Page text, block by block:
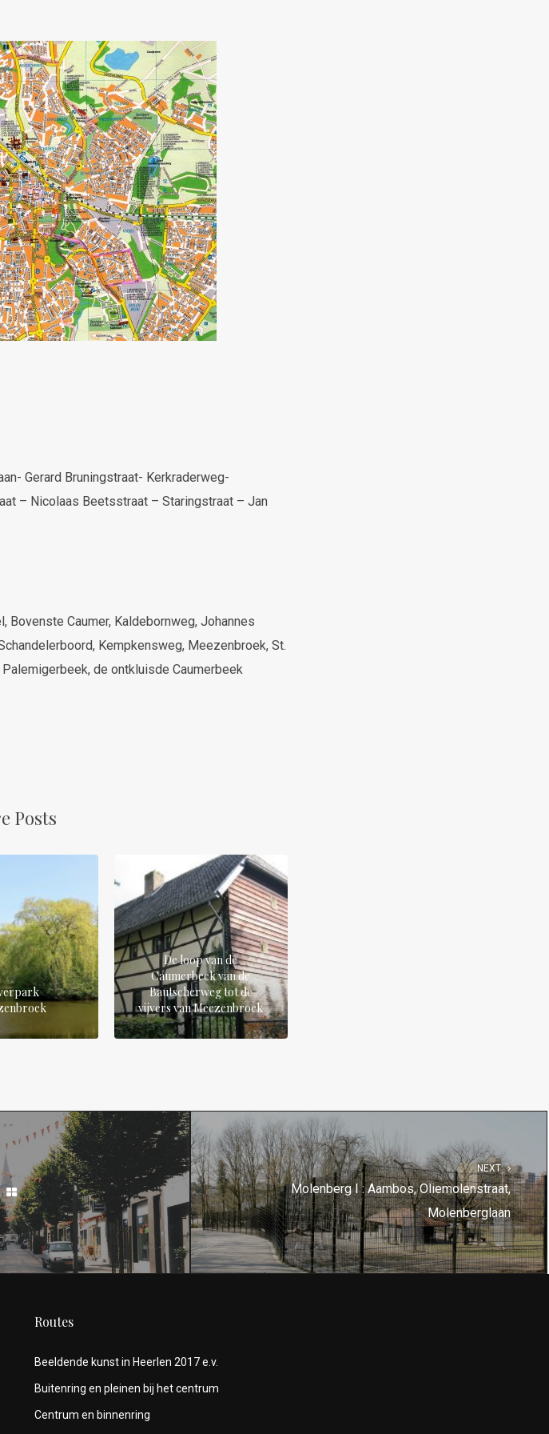
Gerard Bruningstraat- Kerkraderweg-
– Nicolaas Beetsstraat – Staringstraat – Jan
Bovenste Caumer, Kaldebornweg, Johannes
Kempkensweg, Meezenbroek, St.
de ontkluisde Caumerbeek
Posts
De loop van de
Caumerbeek van de
Bautscherweg tot de
vijvers van Meezenbroek
NEXT
Molenberg I : Aambos, Oliemolenstraat,
Molenberglaan
Routes
Beeldende kunst in Heerlen 2017 e.v.
Buitenring en pleinen bij het centrum
Centrum en binnenring